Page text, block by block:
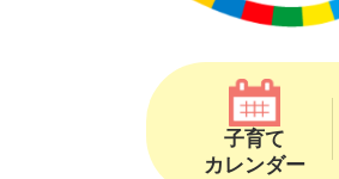
子育て
カレンダー